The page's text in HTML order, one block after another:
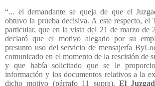
“... el demandante se queja de que el
obtuvo la prueba decisiva. A este respecto, el
particular, que en la vista del 21 de marzo de
declaró que el motivo alegado por su
presunto uso del servicio de mensajería
comunicado en el momento de la rescisión de
y que había solicitado que se le
información y los documentos relativos a la
dicho motivo (párrafo 11 supra). El